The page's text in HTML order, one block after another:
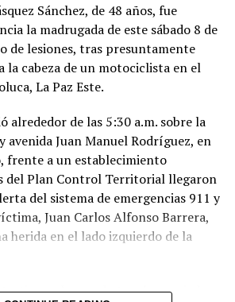
Sánchez, de 48 años, fue
la madrugada de este sábado 8 de
de lesiones, tras presuntamente
la cabeza de un motociclista en el
La Paz Este.
alrededor de las 5:30 a.m. sobre la
avenida Juan Manuel Rodríguez, en
frente a un establecimiento
del Plan Control Territorial llegaron
del sistema de emergencias 911 y
Juan Carlos Alfonso Barrera,
herida en el lado izquierdo de la
el acusado tomó una piedra